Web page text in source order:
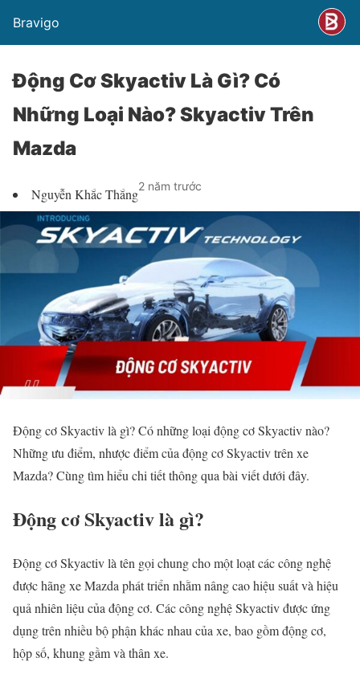
Bravigo
Động Cơ Skyactiv Là Gì? Có
Những Loại Nào? Skyactiv Trên
Mazda
Nguyễn Khắc Thắng2 năm trước
Động cơ Skyactiv là gì? Có những loại động cơ Skyactiv nào?
Những ưu điểm, nhược điểm của động cơ Skyactiv trên xe
Mazda? Cùng tìm hiểu chi tiết thông qua bài viết dưới đây.
Động cơ Skyactiv là gì?
Động cơ Skyactiv là tên gọi chung cho một loạt các công nghệ
được hãng xe Mazda phát triển nhằm nâng cao hiệu suất và hiệu
quả nhiên liệu của động cơ. Các công nghệ Skyactiv được ứng
dụng trên nhiều bộ phận khác nhau của xe, bao gồm động cơ,
hộp số, khung gầm và thân xe.